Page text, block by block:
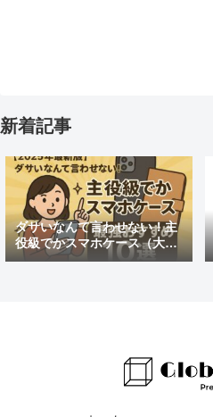
新着記事
ダサいなんて言わせない！主
役級でかスマホケース（大き
めの）最強おすすめ10選